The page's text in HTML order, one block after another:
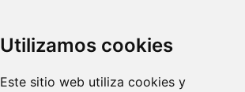
Utilizamos cookies
Este sitio web utiliza cookies y